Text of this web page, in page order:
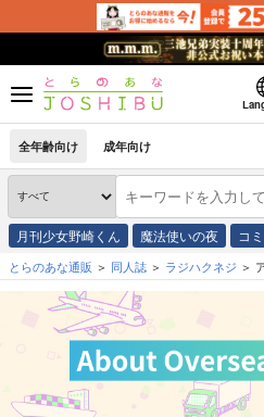
全年齢向け 成年向け
月刊少女野崎くん 魔法使いの夜 コ
とらのあな通販 同人誌 ラジハクネジ